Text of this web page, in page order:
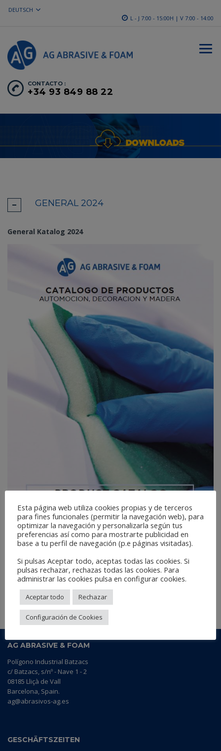
DEUTSCH
L - J 7:00 - 15:00H | V 7:00 - 14:00
CONTACTO :
+34 93 849 88 22
GENERAL 2024
General Katalog 2024
DOWNLOAD
AG ABRASIVE & FOAM
Polígono Industrial Batzacs
c/ Batzacs, s/nº - Nave 1 - 2
08185 Lliçà de Vall
Barcelona, Spain.
ag@abrasivos-ag.es
GESCHÄFTSZEITEN
Esta página web utiliza cookies propias y de terceros
para fines funcionales (permitir la navegación web), para
optimizar la navegación y personalizarla según tus
preferencias así como para mostrarte publicidad en
base a tu perfil de navegación (p.e páginas visitadas).
Si pulsas Aceptar todo, aceptas todas las cookies. Si
pulsas rechazar, rechazas todas las cookies. Para
administrar las cookies pulsa en configurar cookies.
Aceptar todo Rechazar
Configuración de Cookies